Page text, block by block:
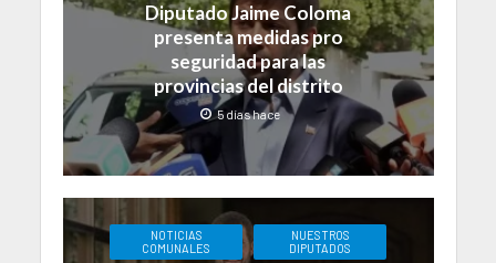
Diputado Jaime Coloma
presenta medidas pro
seguridad para las
provincias del distrito
5 días hace
NOTICIAS
COMUNALES
NUESTROS
DIPUTADOS